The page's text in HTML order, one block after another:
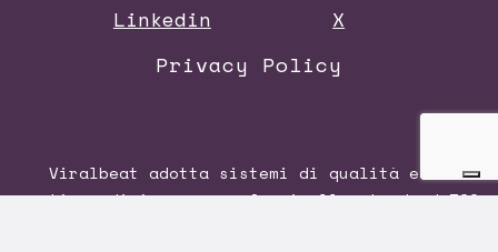
Linkedin
X
Privacy Policy
Viralbeat adotta sistemi di qualità e di
gestione di impresa conformi allo standardISO